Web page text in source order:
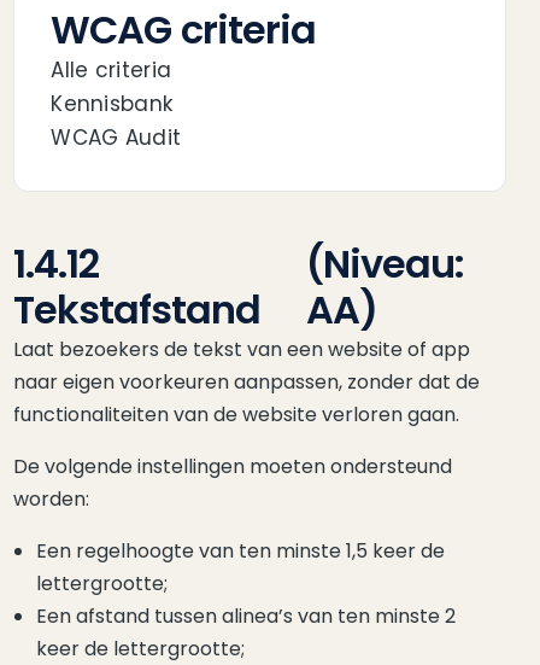
1.4.12
Tekstafstand
(Niveau:
AA)
Laat bezoekers de tekst van een website of app
naar eigen voorkeuren aanpassen, zonder dat de
functionaliteiten van de website verloren gaan.
De volgende instellingen moeten ondersteund
worden:
Een regelhoogte van ten minste 1,5 keer de
lettergrootte;
Een afstand tussen alinea’s van ten minste 2
keer de lettergrootte;
WCAG criteria
Alle criteria
Kennisbank
WCAG Audit